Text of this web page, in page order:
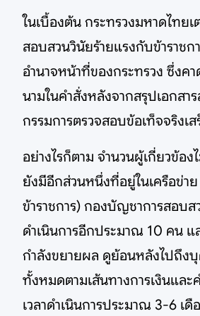
ในเบื้องต้น กระทรวงมหาดไทย
สอบสวนวินัยร้ายแรงกับข้าราชก
อำนาจหน้าที่ของกระทรวง ซึ่งคา
นามในคำสั่งหลังจากสรุปเอกสา
กรรมการตรวจสอบข้อเท็จจริงเ
อย่างไรก็ตาม จำนวนผู้เกี่ยวข้อง
ยังมีอีกส่วนหนึ่งที่อยู่ในเครือข่า
ข้าราชการ) กองบัญชาการสอบส
ดำเนินการอีกประมาณ 10 คน แ
กำลังขยายผล ดูย้อนหลังไปถึง
ทั้งหมดตามเส้นทางการเงินและ
เวลาดำเนินการประมาณ 3-6 เดื